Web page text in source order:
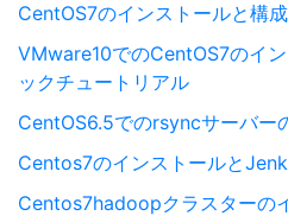
CentOS7のインストールと構
VMware10でのCentOS7のイ
ックチュートリアル
CentOS6.5でのrsyncサーバー
Centos7のインストールと
Centos7hadoopクラスターの